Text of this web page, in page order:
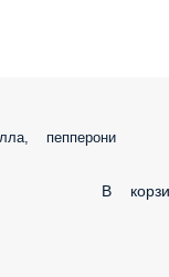
пепперони
В